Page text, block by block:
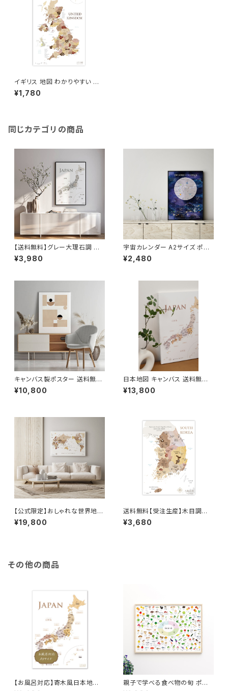
イギリス 地図 わかりやすい 英
国 United Kingdom 木目調
おしゃれ A2サイズ マップ 世界
¥1,780
同じカテゴリの商品
【送料無料】グレー大理石調 日
本地図 【受注生産】インテリアに
おしゃれな ポスターA2/A1サイ
¥3,980
宇宙カレンダー A2サイズ ポス
ター カール セーガン The C
osmic Calender 地球 お
¥2,480
キャンバス製ポスター 送料無料
当店お取り扱いの中からお好き
なデザインから選べます A4~
¥10,800
日本地図 キャンバス 送料無料
旅行ピンマップ A2/A1 B1木目
調 パステルネイビー 壁かけ ソ
¥13,800
【公式限定】おしゃれな世界地図
キャンバス｜インテリア×知育ポ
スター 送料無料 旅行ピンマップ
¥19,800
送料無料【受注生産】木目調の
韓国 地図 A2サイズ マップ 世界
旅行 社会 知育
¥3,680
その他の商品
【お風呂対応】寄木風日本地図
親子で学べる食べ物の旬 ポスタ